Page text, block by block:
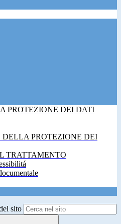
PROTEZIONE DEI DATI
DELLA PROTEZIONE DEI
TRATTAMENTO
sito